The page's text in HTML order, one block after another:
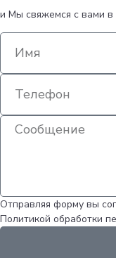
и Мы свяжемся с вами
Отправляя форму вы
Политикой обработки